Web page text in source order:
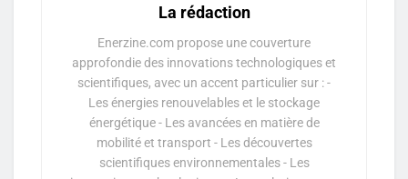
La rédaction
Enerzine.com propose une couverture
approfondie des innovations technologiques et
scientifiques, avec un accent particulier sur : -
Les énergies renouvelables et le stockage
énergétique - Les avancées en matière de
mobilité et transport - Les découvertes
scientifiques environnementales - Les